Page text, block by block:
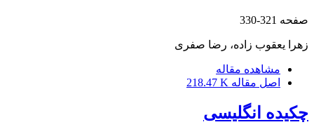
صفحه 321-330
زهرا یعقوب زاده، رضا صفری
مشاهده مقاله
اصل مقاله 218.47 K
چکیده انگلیسی